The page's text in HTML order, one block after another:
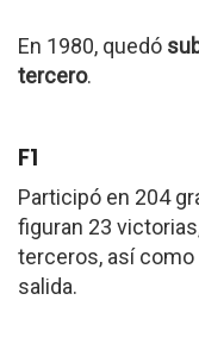
En 1980, quedó
tercero.
F1
Participó en 204
figuran 23
terceros, así como
salida.